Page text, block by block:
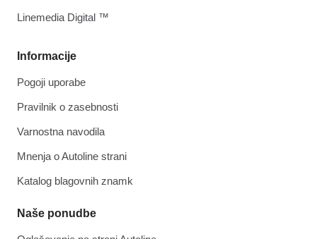
Informacije
Pogoji uporabe
Pravilnik o zasebnosti
Varnostna navodila
Mnenja o Autoline strani
Katalog blagovnih znamk
Naše ponudbe
Linemedia Digital ™